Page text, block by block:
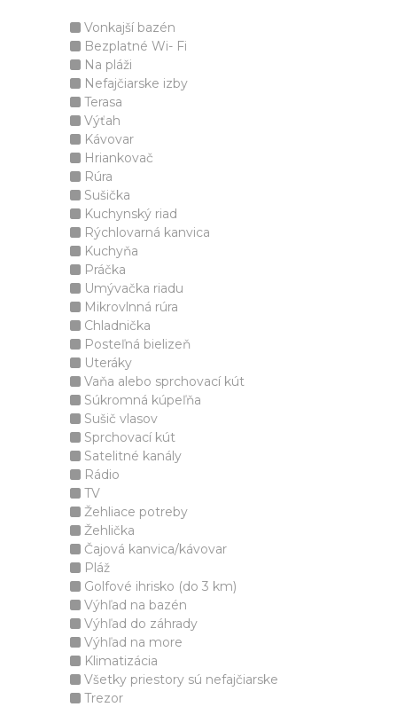
Vonkajší bazén
Bezplatné Wi- Fi
Na pláži
Nefajčiarske izby
Terasa
Výťah
Kávovar
Hriankovač
Rúra
Sušička
Kuchynský riad
Rýchlovarná kanvica
Kuchyňa
Práčka
Umývačka riadu
Mikrovlnná rúra
Chladnička
Posteľná bielizeň
Uteráky
Vaňa alebo sprchovací kút
Súkromná kúpeľňa
Sušič vlasov
Sprchovací kút
Satelitné kanály
Rádio
TV
Žehliace potreby
Žehlička
Čajová kanvica/kávovar
Pláž
Golfové ihrisko (do 3 km)
Výhľad na bazén
Výhľad do záhrady
Výhľad na more
Klimatizácia
Všetky priestory sú nefajčiarske
Trezor